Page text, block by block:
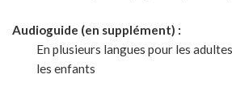
Audioguide (en supplément) :
En plusieurs langues pour les
les enfants